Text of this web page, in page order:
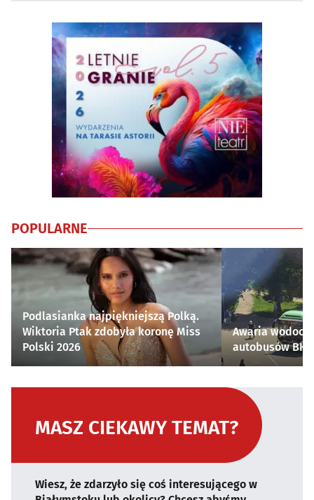
POPULARNE
Podlasianka najpiękniejszą Polką.
Wiktoria Ptak zdobyła koronę Miss
Polski 2026
Awaria
autobusów
MASZ CIEKAWY TEMAT?
Wiesz, że zdarzyło się coś interesującego w